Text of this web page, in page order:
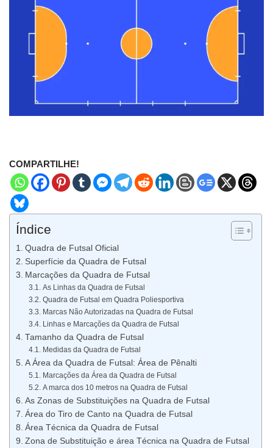
COMPARTILHE!
Índice
Quadra de Futsal Oficial
Superfície da Quadra de Futsal
Marcações da Quadra de Futsal
As Linhas da Quadra de Futsal
Quadra de Futsal em Quadra Poliesportiva
Marcas Não Autorizadas na Quadra de Futsal
Linhas e Marcações da Quadra de Futsal
Tamanho da Quadra de Futsal
Medidas da Quadra de Futsal
A Área da Quadra de Futsal: Área de Pênalti
Marcações da Área da Quadra de Futsal
A marca dos 10 metros na Quadra de Futsal
As Zonas de Substituições na Quadra de Futsal
Área do Tiro de Canto na Quadra de Futsal
Área Técnica da Quadra de Futsal
Zona de Substituição e área Técnica na Quadra de Futsal